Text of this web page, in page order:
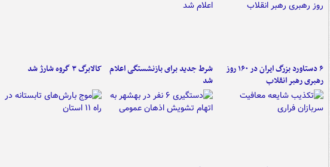
۶ دستاورد بزرگ ایران در ۱۶۰ روز
رهبری رهبر انقلاب
شرط جدید برای بازنشستگی اعلام
شد
کالابرگ ۳ گروه شارژ شد